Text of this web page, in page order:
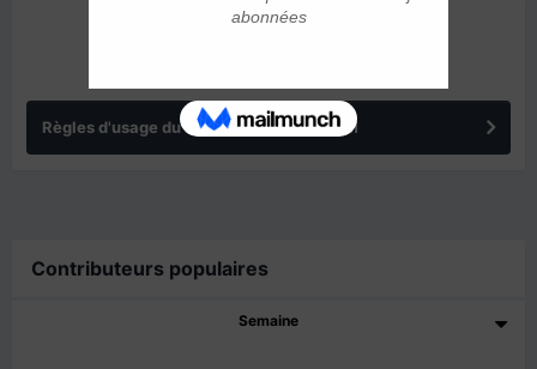
Règles d'usage du forum IMMIGRER.COM
Contributeurs populaires
Semaine